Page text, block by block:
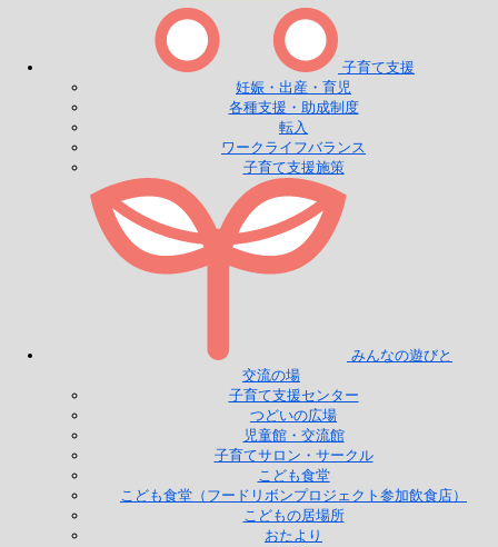
子育て支援
妊娠・出産・育児
各種支援・助成制度
転入
ワークライフバランス
子育て支援施策
みんなの遊びと
交流の場
子育て支援センター
つどいの広場
児童館・交流館
子育てサロン・サークル
こども食堂
こども食堂（フードリボンプロジェクト参加飲食店）
こどもの居場所
おたより